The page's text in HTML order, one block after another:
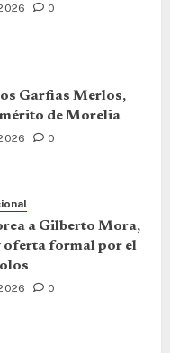
0
Garfias Merlos,
de Morelia
0
a Gilberto Mora,
oferta formal por el
0